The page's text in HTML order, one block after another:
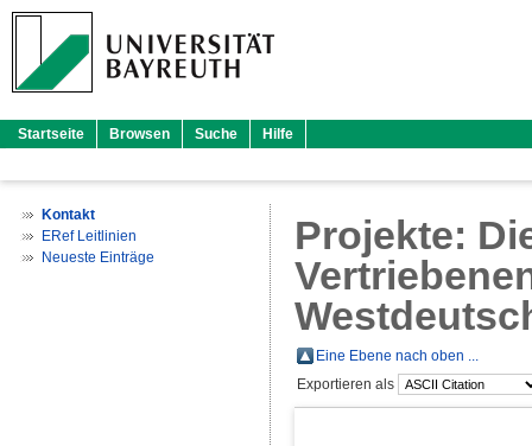
Startseite Browsen Suche Hilfe
Kontakt
ERef Leitlinien
Neueste Einträge
Projekte:
Eine Ebene nach oben ...
Exportieren als